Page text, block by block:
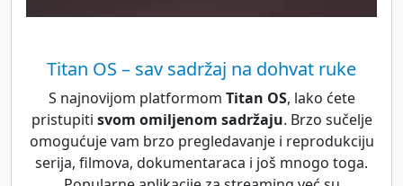
Titan OS – sav sadržaj na dohvat ruke
S najnovijom platformom Titan OS, lako ćete
pristupiti svom omiljenom sadržaju. Brzo sučelje
omogućuje vam brzo pregledavanje i reprodukciju
serija, filmova, dokumentaraca i još mnogo toga.